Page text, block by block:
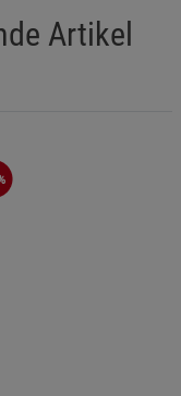
Artikel